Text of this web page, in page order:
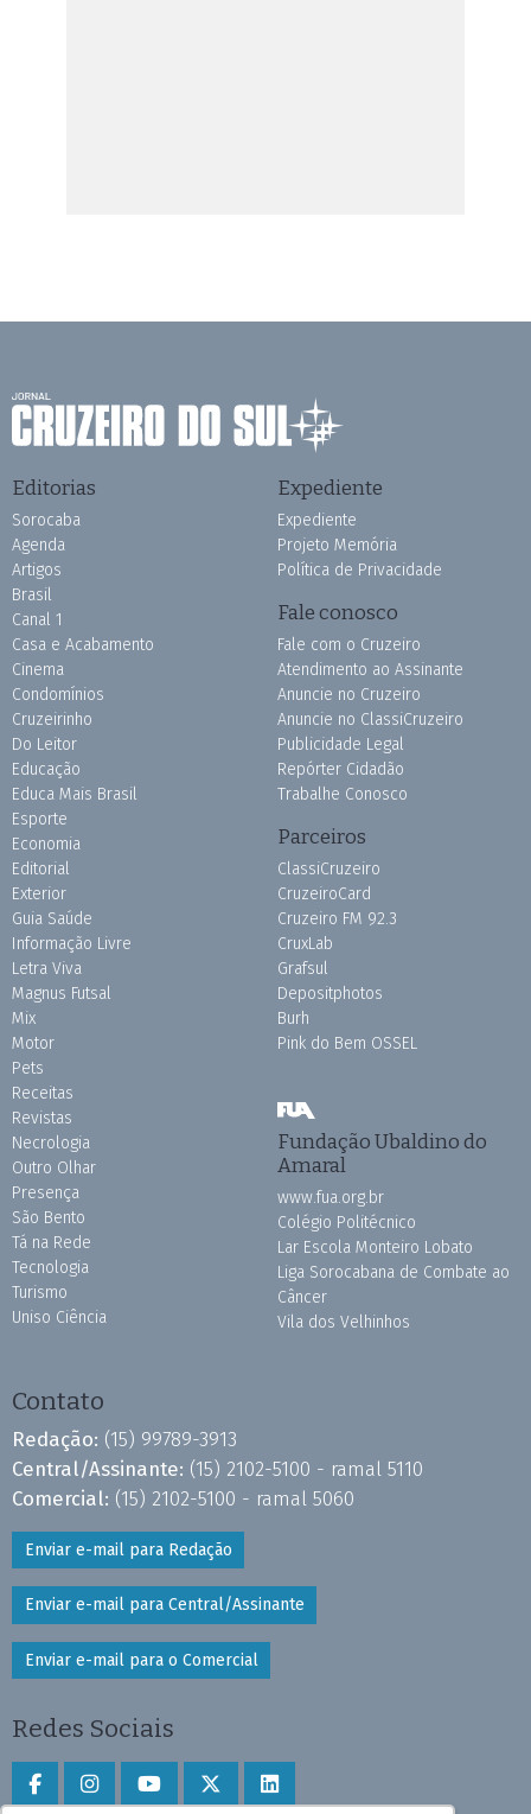
Editorias
Sorocaba
Agenda
Artigos
Brasil
Canal 1
Casa e Acabamento
Cinema
Condomínios
Cruzeirinho
Do Leitor
Educação
Educa Mais Brasil
Esporte
Economia
Editorial
Exterior
Guia Saúde
Informação Livre
Letra Viva
Magnus Futsal
Mix
Motor
Pets
Receitas
Revistas
Necrologia
Outro Olhar
Presença
São Bento
Tá na Rede
Tecnologia
Turismo
Uniso Ciência
Expediente
Expediente
Projeto Memória
Política de Privacidade
Fale conosco
Fale com o Cruzeiro
Atendimento ao Assinante
Anuncie no Cruzeiro
Anuncie no ClassiCruzeiro
Publicidade Legal
Repórter Cidadão
Trabalhe Conosco
Parceiros
ClassiCruzeiro
CruzeiroCard
Cruzeiro FM 92.3
CruxLab
Grafsul
Depositphotos
Burh
Pink do Bem OSSEL
Fundação Ubaldino do
Amaral
www.fua.org.br
Colégio Politécnico
Lar Escola Monteiro Lobato
Liga Sorocabana de Combate ao
Câncer
Vila dos Velhinhos
Contato
Redação: (15) 99789-3913
Central/Assinante: (15) 2102-5100 - ramal 5110
Comercial: (15) 2102-5100 - ramal 5060
Enviar e-mail para Redação
Enviar e-mail para Central/Assinante
Enviar e-mail para o Comercial
Redes Sociais